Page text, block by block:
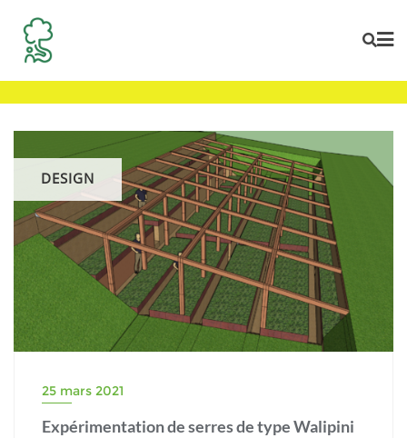
content
DESIGN
25 mars 2021
Expérimentation de serres de type Walipini